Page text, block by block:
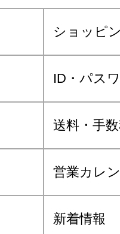
ショッピ
ID・パス
送料・手
営業カレ
新着情報